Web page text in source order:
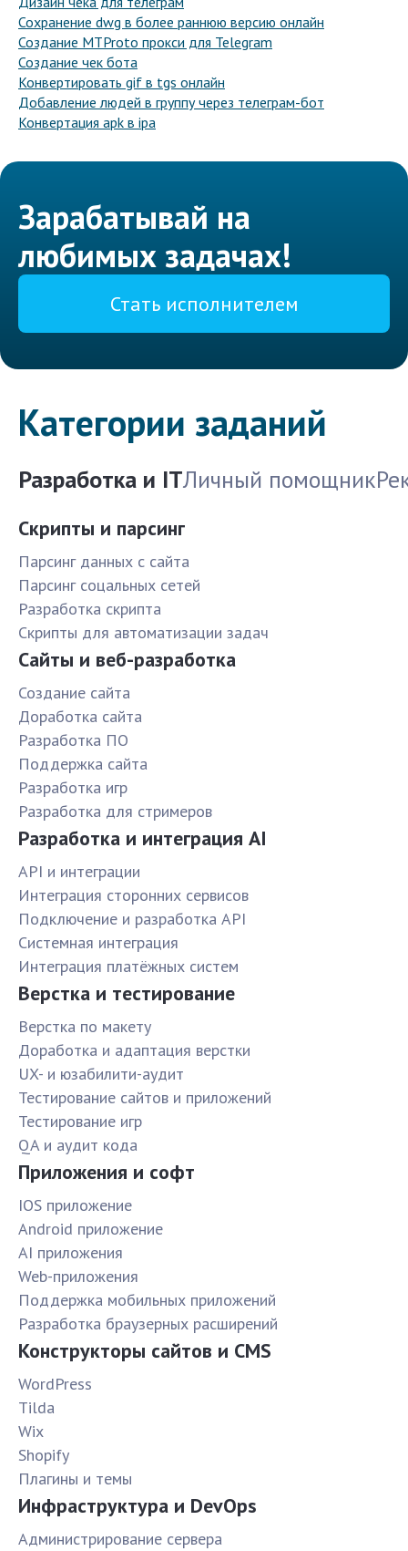
Сохранение dwg в более раннюю версию онлайн
Создание MTProto прокси для Telegram
Создание чек бота
Конвертировать gif в tgs онлайн
Добавление людей в группу через телеграм-бот
Конвертация apk в ipa
Зарабатывай на
любимых задачах!
Стать исполнителем
Категории заданий
Разработка и ITЛичный помощник
Скрипты и парсинг
Парсинг данных с сайта
Парсинг соцальных сетей
Разработка скрипта
Скрипты для автоматизации задач
Сайты и веб-разработка
Создание сайта
Доработка сайта
Разработка ПО
Поддержка сайта
Разработка игр
Разработка для стримеров
Разработка и интеграция AI
API и интеграции
Интеграция сторонних сервисов
Подключение и разработка API
Системная интеграция
Интеграция платёжных систем
Верстка и тестирование
Верстка по макету
Доработка и адаптация верстки
UX- и юзабилити-аудит
Тестирование сайтов и приложений
Тестирование игр
QA и аудит кода
Приложения и софт
IOS приложение
Android приложение
AI приложения
Web-приложения
Поддержка мобильных приложений
Разработка браузерных расширений
Конструкторы сайтов и CMS
WordPress
Tilda
Wix
Shopify
Плагины и темы
Инфраструктура и DevOps
Администрирование сервера